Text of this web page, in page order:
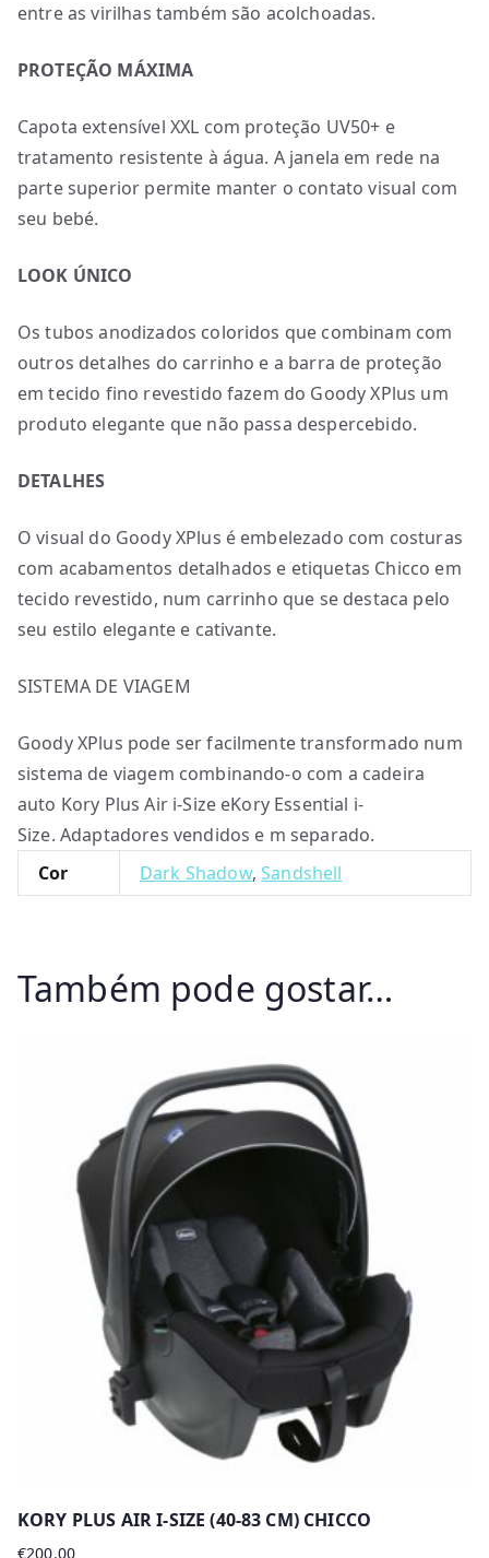
entre as virilhas também são acolchoadas.
PROTEÇÃO MÁXIMA
Capota extensível XXL com proteção UV50+ e
tratamento resistente à água. A janela em rede na
parte superior permite manter o contato visual com
seu bebé.
LOOK ÚNICO
Os tubos anodizados coloridos que combinam com
outros detalhes do carrinho e a barra de proteção
em tecido fino revestido fazem do Goody XPlus um
produto elegante que não passa despercebido.
DETALHES
O visual do Goody XPlus é embelezado com costuras
com acabamentos detalhados e etiquetas Chicco em
tecido revestido, num carrinho que se destaca pelo
seu estilo elegante e cativante.
SISTEMA DE VIAGEM
Goody XPlus pode ser facilmente transformado num
sistema de viagem combinando-o com a cadeira
auto Kory Plus Air i-Size eKory Essential i-
Size. Adaptadores vendidos e m separado.
Cor
Dark Shadow,Sandshell
Também pode gostar…
KORY PLUS AIR I-SIZE (40-83 CM) CHICCO
€200.00